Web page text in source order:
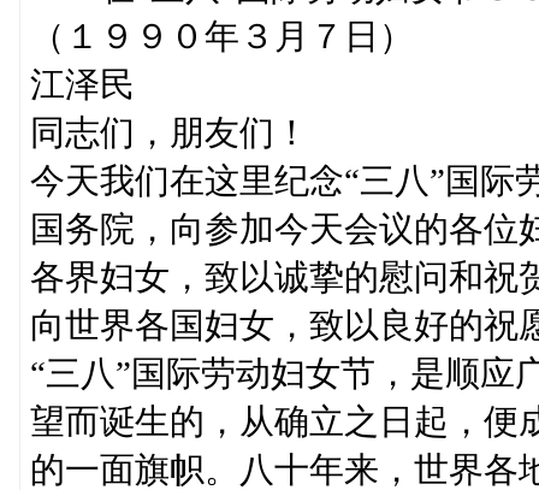
（１９９０年３月７日）
江泽民
同志们，朋友们！
今天我们在这里纪念“三八”国际
国务院，向参加今天会议的各
各界妇女，致以诚挚的慰问和祝
向世界各国妇女，致以良好的祝
“三八”国际劳动妇女节，是顺应
望而诞生的，从确立之日起，便
的一面旗帜。八十年来，世界各